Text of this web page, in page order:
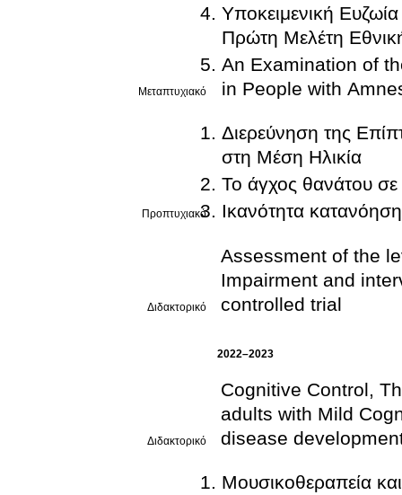
Μεταπτυχιακό
Υποκειμενική
Πρώτη Μελέτη
An Examination of
in People with
Προπτυχιακό
Διερεύνηση της
στη Μέση Ηλικία
Το άγχος θανάτου
Ικανότητα
Διδακτορικό
Assessment of the
Impairment and
controlled trial
2022–2023
Διδακτορικό
Cognitive Control,
adults with Mild
disease
Μουσικοθεραπεία